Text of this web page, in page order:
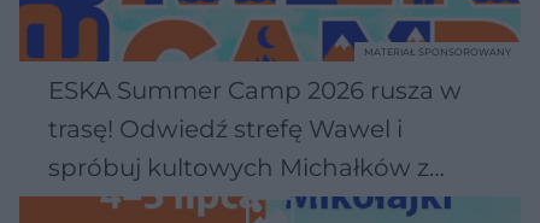
ESKA Summer Camp 2026 rusza w
trasę! Odwiedź strefę Wawel i
spróbuj kultowych Michałków z
Wawelu
MATERIAŁ SPONSOROWANY